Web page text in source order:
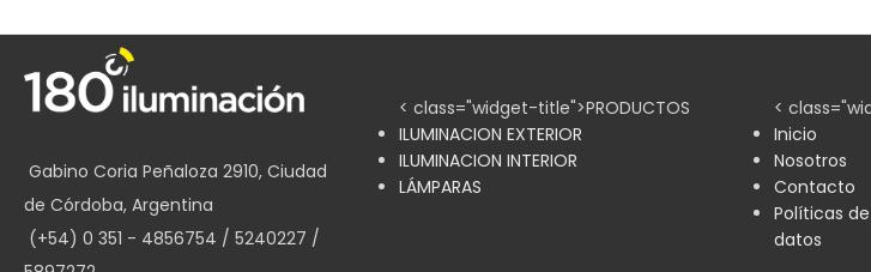
Gabino Coria Peñaloza 2910, Ciudad
de Córdoba, Argentina
(+54) 0 351 - 4856754 / 5240227 /
< class="widget-title">PRODUCTOS
ILUMINACION EXTERIOR
ILUMINACION INTERIOR
LÁMPARAS
<
Inicio
Nosotros
Contacto
Políticas
datos